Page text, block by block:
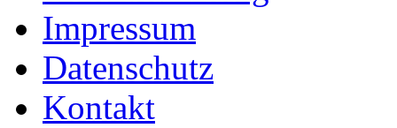
Impressum
Datenschutz
Kontakt